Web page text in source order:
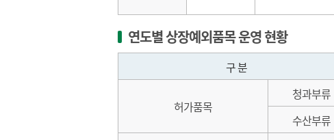
연도별 상장예외품목 운영 현황
구 분
허가품목
청과부류
수산부류